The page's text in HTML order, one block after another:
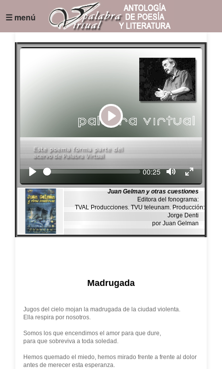
☰ menú
Play
Seek Current
00:25
Juan Gelman y otras cuestiones
Editora del fonograma:
TVAL Producciones. TVU teleunam. Producción:
Jorge Denti
por Juan Gelman
Madrugada
Jugos del cielo mojan la madrugada de la ciudad violenta.
Ella respira por nosotros.
Somos los que encendimos el amor para que dure,
para que sobreviva a toda soledad.
Hemos quemado el miedo, hemos mirado frente a frente al dolor
antes de merecer esta esperanza.